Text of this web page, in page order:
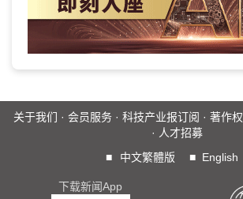
关于我们 · 会员服务· 科技产业报订阅 · 著作权
· 人才招募
■
中文繁體版 ■ English
下载新闻App